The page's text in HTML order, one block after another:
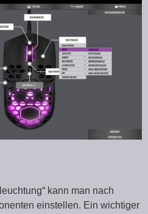
kann man nach
einstellen. Ein wichtiger